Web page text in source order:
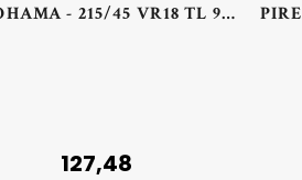
YOKOHAMA - 215/45 VR18 TL 93V YOKO BLUEARTH-4S AW21 XL - 2154518 - DBB
127,48